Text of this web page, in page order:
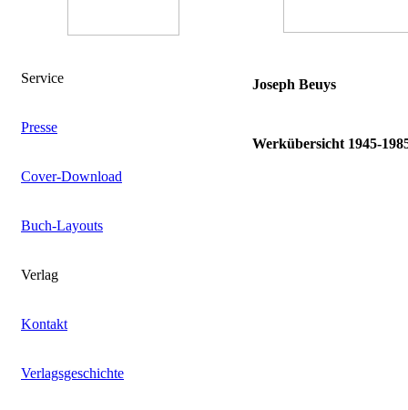
Service
Presse
Cover-Download
Buch-Layouts
Verlag
Kontakt
Verlagsgeschichte
Joseph Beuys
Werkübersicht 1945-